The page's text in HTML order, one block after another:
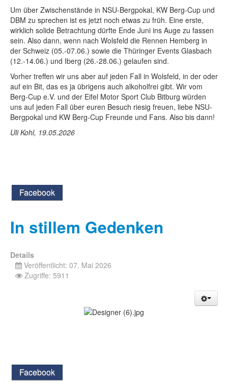
Um über Zwischenstände in NSU-Bergpokal, KW Berg-Cup und
DBM zu sprechen ist es jetzt noch etwas zu früh. Eine erste,
wirklich solide Betrachtung dürfte Ende Juni ins Auge zu fassen
sein. Also dann, wenn nach Wolsfeld die Rennen Hemberg in
der Schweiz (05.-07.06.) sowie die Thüringer Events Glasbach
(12.-14.06.) und Iberg (26.-28.06.) gelaufen sind.
Vorher treffen wir uns aber auf jeden Fall in Wolsfeld, in der oder
auf ein Bit, das es ja übrigens auch alkoholfrei gibt. Wir vom
Berg-Cup e.V. und der Eifel Motor Sport Club Bitburg würden
uns auf jeden Fall über euren Besuch riesig freuen, liebe NSU-
Bergpokal und KW Berg-Cup Freunde und Fans. Also bis dann!
Uli Kohl, 19.05.2026
Facebook
In stillem Gedenken
Details
Veröffentlicht: 07. Mai 2026
Zugriffe: 5911
Facebook